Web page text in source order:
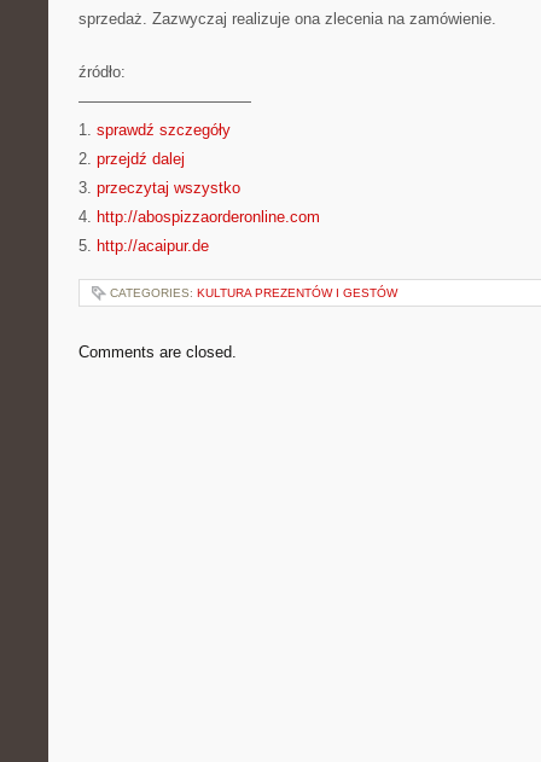
sprzedaż. Zazwyczaj realizuje ona zlecenia na zamówienie.
źródło:
———————————
1. sprawdź szczegóły
2. przejdź dalej
3. przeczytaj wszystko
4. http://abospizzaorderonline.com
5. http://acaipur.de
CATEGORIES: KULTURA PREZENTÓW I GESTÓW
Comments are closed.